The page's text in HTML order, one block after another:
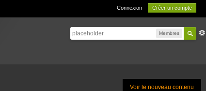
Connexion Créer un compte
Membres
Voir le nouveau contenu